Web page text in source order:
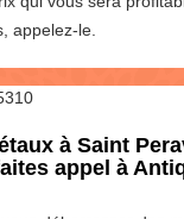
appelez-le.
à Saint
appel à